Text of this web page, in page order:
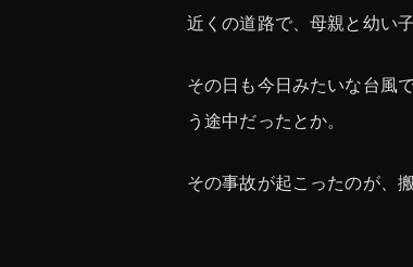
近くの道路で、母親と幼い
その日も今日みたいな台風
う途中だったとか。
その事故が起こったのが、